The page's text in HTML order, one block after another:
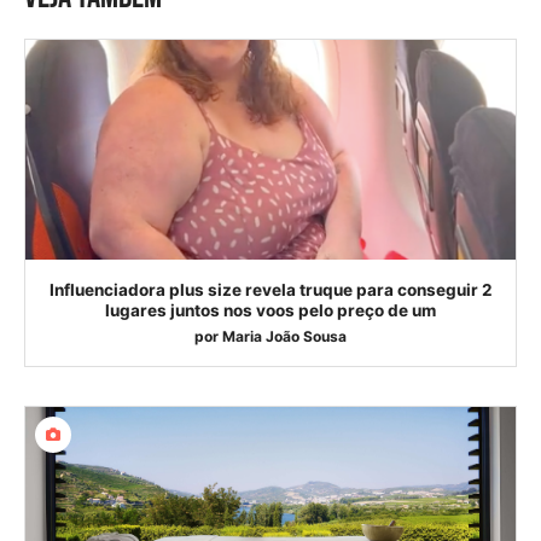
Influenciadora plus size revela truque para conseguir 2
lugares juntos nos voos pelo preço de um
por Maria João Sousa